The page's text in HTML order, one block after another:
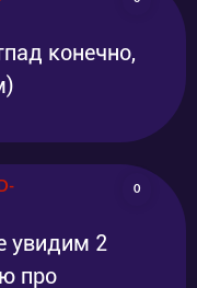
конечно,
0
увидим 2
про